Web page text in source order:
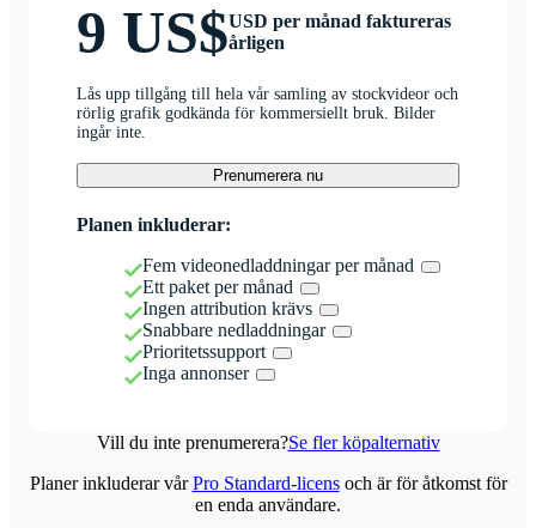
9 US$USD per månad faktureras
årligen
Lås upp tillgång till hela vår samling av stockvideor och
rörlig grafik godkända för kommersiellt bruk. Bilder
ingår inte.
Prenumerera nu
Planen inkluderar:
Fem videonedladdningar per månad
Ett paket per månad
Ingen attribution krävs
Snabbare nedladdningar
Prioritetssupport
Inga annonser
Vill du inte prenumerera?Se fler köpalternativ
Planer inkluderar vårPro Standard-licensoch är för åtkomst för
en enda användare.